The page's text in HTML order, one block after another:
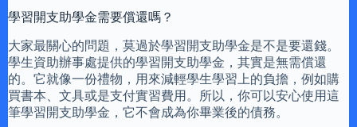
學習開支助學金需要償還嗎？
大家最關心的問題，莫過於學習開支助學金是不是要還錢。
學生資助辦事處提供的學習開支助學金，其實是無需償還
的。它就像一份禮物，用來減輕學生學習上的負擔，例如購
買書本、文具或是支付實習費用。所以，你可以安心使用這
筆學習開支助學金，它不會成為你畢業後的債務。